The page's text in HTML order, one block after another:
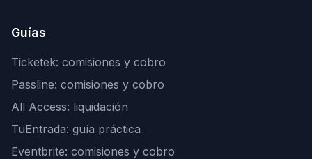
Guías
Ticketek: comisiones y cobro
Passline: comisiones y cobro
All Access: liquidación
TuEntrada: guía práctica
Eventbrite: comisiones y cobro